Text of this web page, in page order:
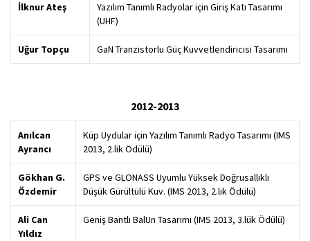
İlknur Ateş
Yazılım Tanımlı Radyolar için Giriş Katı Tasarımı
(UHF)
Uğur Topçu GaN Tranzistorlu Güç Kuvvetlendiricisi Tasarımı
2012-2013
Anılcan
Ayrancı
Küp Uydular için Yazılım Tanımlı Radyo Tasarımı (IMS
2013, 2.lik Ödülü)
Gökhan G.
Özdemir
GPS ve GLONASS Uyumlu Yüksek Doğrusallıklı
Düşük Gürültülü Kuv. (IMS 2013, 2.lik Ödülü)
Ali Can
Yıldız
Geniş Bantlı BalUn Tasarımı (IMS 2013, 3.lük Ödülü)